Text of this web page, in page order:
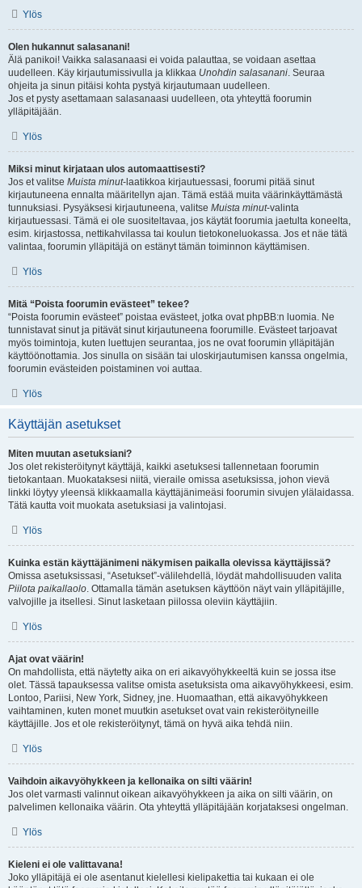
Ylös
Olen hukannut salasanani!
Älä panikoi! Vaikka salasanaasi ei voida palauttaa, se voidaan asettaa
uudelleen. Käy kirjautumissivulla ja klikkaa Unohdin salasanani. Seuraa
ohjeita ja sinun pitäisi kohta pystyä kirjautumaan uudelleen.
Jos et pysty asettamaan salasanaasi uudelleen, ota yhteyttä foorumin
ylläpitäjään.
Ylös
Miksi minut kirjataan ulos automaattisesti?
Jos et valitse Muista minut-laatikkoa kirjautuessasi, foorumi pitää sinut
kirjautuneena ennalta määritellyn ajan. Tämä estää muita väärinkäyttämästä
tunnuksiasi. Pysyäksesi kirjautuneena, valitse Muista minut-valinta
kirjautuessasi. Tämä ei ole suositeltavaa, jos käytät foorumia jaetulta koneelta,
esim. kirjastossa, nettikahvilassa tai koulun tietokoneluokassa. Jos et näe tätä
valintaa, foorumin ylläpitäjä on estänyt tämän toiminnon käyttämisen.
Ylös
Mitä “Poista foorumin evästeet” tekee?
“Poista foorumin evästeet” poistaa evästeet, jotka ovat phpBB:n luomia. Ne
tunnistavat sinut ja pitävät sinut kirjautuneena foorumille. Evästeet tarjoavat
myös toimintoja, kuten luettujen seurantaa, jos ne ovat foorumin ylläpitäjän
käyttöönottamia. Jos sinulla on sisään tai uloskirjautumisen kanssa ongelmia,
foorumin evästeiden poistaminen voi auttaa.
Ylös
Käyttäjän asetukset
Miten muutan asetuksiani?
Jos olet rekisteröitynyt käyttäjä, kaikki asetuksesi tallennetaan foorumin
tietokantaan. Muokataksesi niitä, vieraile omissa asetuksissa, johon vievä
linkki löytyy yleensä klikkaamalla käyttäjänimeäsi foorumin sivujen ylälaidassa.
Tätä kautta voit muokata asetuksiasi ja valintojasi.
Ylös
Kuinka estän käyttäjänimeni näkymisen paikalla olevissa käyttäjissä?
Omissa asetuksissasi, “Asetukset”-välilehdellä, löydät mahdollisuuden valita
Piilota paikallaolo. Ottamalla tämän asetuksen käyttöön näyt vain ylläpitäjille,
valvojille ja itsellesi. Sinut lasketaan piilossa oleviin käyttäjiin.
Ylös
Ajat ovat väärin!
On mahdollista, että näytetty aika on eri aikavyöhykkeeltä kuin se jossa itse
olet. Tässä tapauksessa valitse omista asetuksista oma aikavyöhykkeesi, esim.
Lontoo, Pariisi, New York, Sidney, jne. Huomaathan, että aikavyöhykkeen
vaihtaminen, kuten monet muutkin asetukset ovat vain rekisteröityneille
käyttäjille. Jos et ole rekisteröitynyt, tämä on hyvä aika tehdä niin.
Ylös
Vaihdoin aikavyöhykkeen ja kellonaika on silti väärin!
Jos olet varmasti valinnut oikean aikavyöhykkeen ja aika on silti väärin, on
palvelimen kellonaika väärin. Ota yhteyttä ylläpitäjään korjataksesi ongelman.
Ylös
Kieleni ei ole valittavana!
Joko ylläpitäjä ei ole asentanut kielellesi kielipakettia tai kukaan ei ole